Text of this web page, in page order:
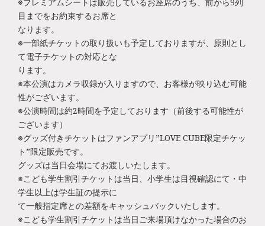
目までをお約束するお席と
なります。
※一部紙チケットの取り扱いも予定しておりますが、原則とし
て電子チケットの対応とな
ります。
※本公演はカメラ収録が入りますので、お客様が映り込む可能
性がございます。
※公演時間は約2時間を予定しております（前後する可能性が
ございます）
※グッズ付きチケットはファンアプリ”LOVE CUBE限定チケッ
ト”限定販売です。
グッズは当日会場にてお渡しいたします。
※こども学生割引チケットは当日、小学生は目視確認にて・中
学生以上は学生証の提示に
て一般指定席との差額をキャッシュバックいたします。
※こども学生割引チケットは当日ご来場頂けなかった場合のお